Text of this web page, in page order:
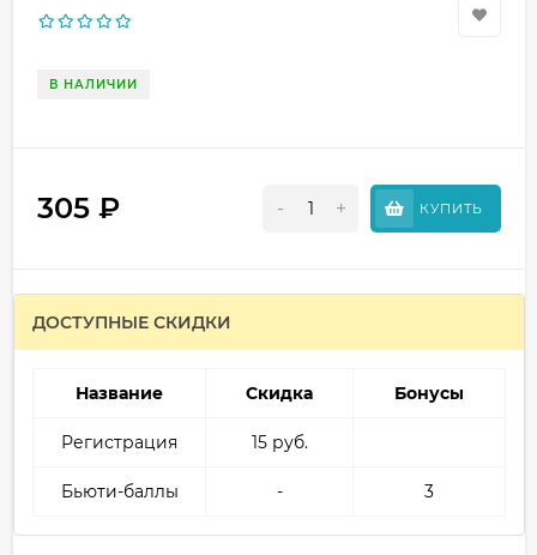
В НАЛИЧИИ
305 ₽ - + КУПИТЬ
ДОСТУПНЫЕ СКИДКИ
Название Скидка Бонусы
Регистрация 15 руб.
Бьюти-баллы - 3